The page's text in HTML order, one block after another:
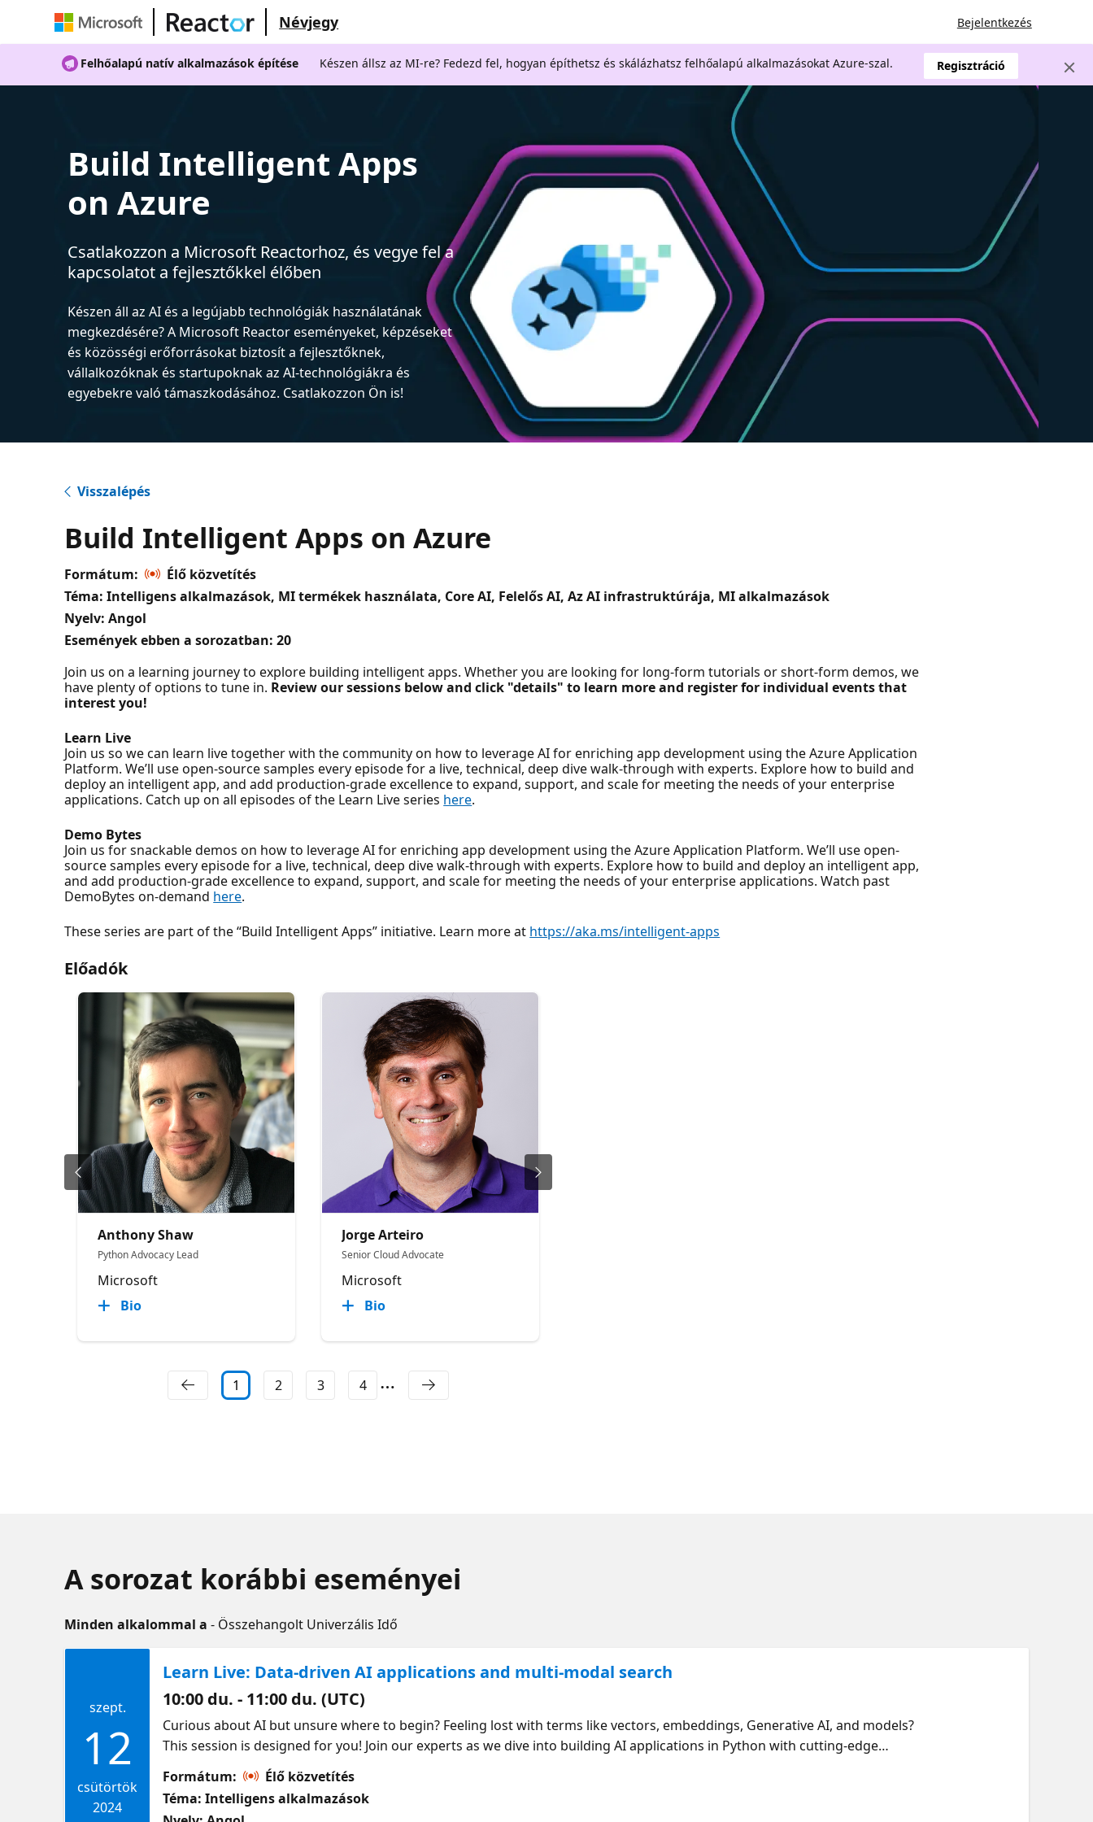
Névjegy Bejelentkezés
Felhőalapú natív alkalmazások építése Készen állsz az MI-re? Fedezd fel, hogyan építhetsz és skálázhatsz felhőalapú alkalmazásokat Azure-szal. Regisztráció
Build Intelligent Apps
on Azure
Csatlakozzon a Microsoft Reactorhoz, és vegye fel a
kapcsolatot a fejlesztőkkel élőben
Készen áll az AI és a legújabb technológiák használatának
megkezdésére? A Microsoft Reactor eseményeket, képzéseket
és közösségi erőforrásokat biztosít a fejlesztőknek,
vállalkozóknak és startupoknak az AI-technológiákra és
egyebekre való támaszkodásához. Csatlakozzon Ön is!
Visszalépés
Build Intelligent Apps on Azure
Formátum:
Élő közvetítés
Téma: Intelligens alkalmazások, MI termékek használata, Core AI, Felelős AI, Az AI infrastruktúrája, MI alkalmazások
Nyelv: Angol
Események ebben a sorozatban: 20
Join us on a learning journey to explore building intelligent apps. Whether you are looking for long-form tutorials or short-form demos, we
have plenty of options to tune in. Review our sessions below and click "details" to learn more and register for individual events that
interest you!
Learn Live
Join us so we can learn live together with the community on how to leverage AI for enriching app development using the Azure Application
Platform. We’ll use open-source samples every episode for a live, technical, deep dive walk-through with experts. Explore how to build and
deploy an intelligent app, and add production-grade excellence to expand, support, and scale for meeting the needs of your enterprise
applications. Catch up on all episodes of the Learn Live series here.
Demo Bytes
Join us for snackable demos on how to leverage AI for enriching app development using the Azure Application Platform. We’ll use open-
source samples every episode for a live, technical, deep dive walk-through with experts. Explore how to build and deploy an intelligent app,
and add production-grade excellence to expand, support, and scale for meeting the needs of your enterprise applications. Watch past
DemoBytes on-demand here.
These series are part of the “Build Intelligent Apps” initiative. Learn more at https://aka.ms/intelligent-apps
Előadók
Anthony Shaw
Python Advocacy Lead
Microsoft
Bio
Jorge Arteiro
Senior Cloud Advocate
Microsoft
Bio
1 2 3 4
A sorozat korábbi eseményei
Minden alkalommal a- Összehangolt Univerzális Idő
szept.
12
csütörtök
2024
Learn Live: Data-driven AI applications and multi-modal search
10:00 du. - 11:00 du. (UTC)
Curious about AI but unsure where to begin? Feeling lost with terms like vectors, embeddings, Generative AI, and models?
This session is designed for you! Join our experts as we dive into building AI applications in Python with cutting-edge
technology and models. We'll enhance a serverless Python application using Azure Functions, incorporating AI to enrich
and improve the user experience. Using data from Azure Cosmos DB, we’ll tailor AI models to fit our event-driven
application scenarios. Additionally, we’ll share practical tips on scaling and deploying AI applications for you to takeaway.
Formátum:
Élő közvetítés
Téma: Intelligens alkalmazások